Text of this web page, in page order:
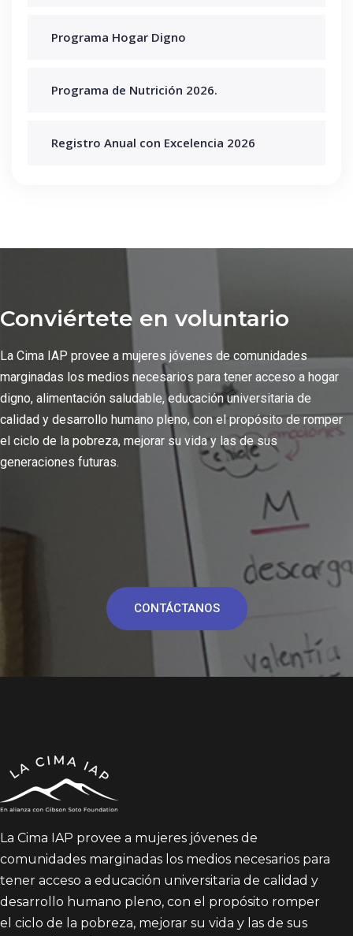
Programa Hogar Digno
Programa de Nutrición 2026.
Registro Anual con Excelencia 2026
Conviértete en voluntario
La Cima IAP provee a mujeres jóvenes de comunidades
marginadas los medios necesarios para tener acceso a hogar
digno, alimentación saludable, educación universitaria de
calidad y desarrollo humano pleno, con el propósito de romper
el ciclo de la pobreza, mejorar su vida y las de sus
generaciones futuras.
CONTÁCTANOS
La Cima IAP provee a mujeres jóvenes de
comunidades marginadas los medios necesarios para
tener acceso a educación universitaria de calidad y
desarrollo humano pleno, con el propósito romper
el ciclo de la pobreza, mejorar su vida y las de sus